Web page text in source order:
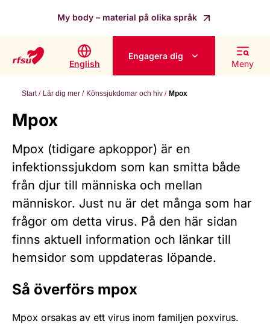
My body – material på olika språk
English
Engagera dig
Meny
Start Lär dig mer Könssjukdomar och hiv Mpox
Mpox
Mpox (tidigare apkoppor) är en
infektionssjukdom som kan smitta både
från djur till människa och mellan
människor. Just nu är det många som har
frågor om detta virus. På den här sidan
finns aktuell information och länkar till
hemsidor som uppdateras löpande.
Så överförs mpox
Mpox orsakas av ett virus inom familjen poxvirus.